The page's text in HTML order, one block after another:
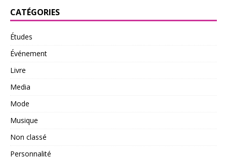
CATÉGORIES
Études
Événement
Livre
Media
Mode
Musique
Non classé
Personnalité